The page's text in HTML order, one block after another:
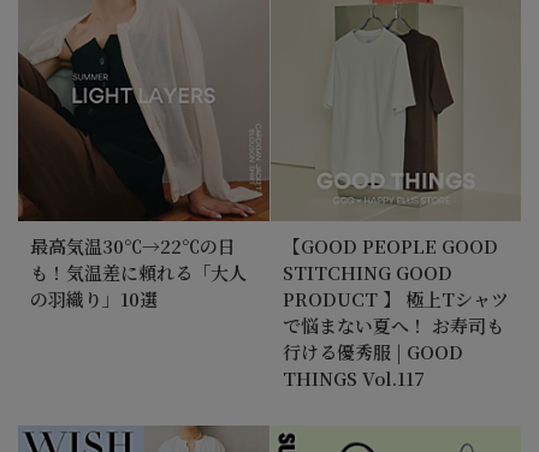
最高気温30℃→22℃の日
も！気温差に頼れる「大人
の羽織り」10選
【GOOD PEOPLE GOOD
STITCHING GOOD
PRODUCT 】 極上Tシャツ
で悩まない夏へ！ お寿司も
行ける優秀服 | GOOD
THINGS Vol.117